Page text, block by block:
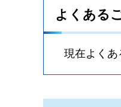
よくある
現在よく